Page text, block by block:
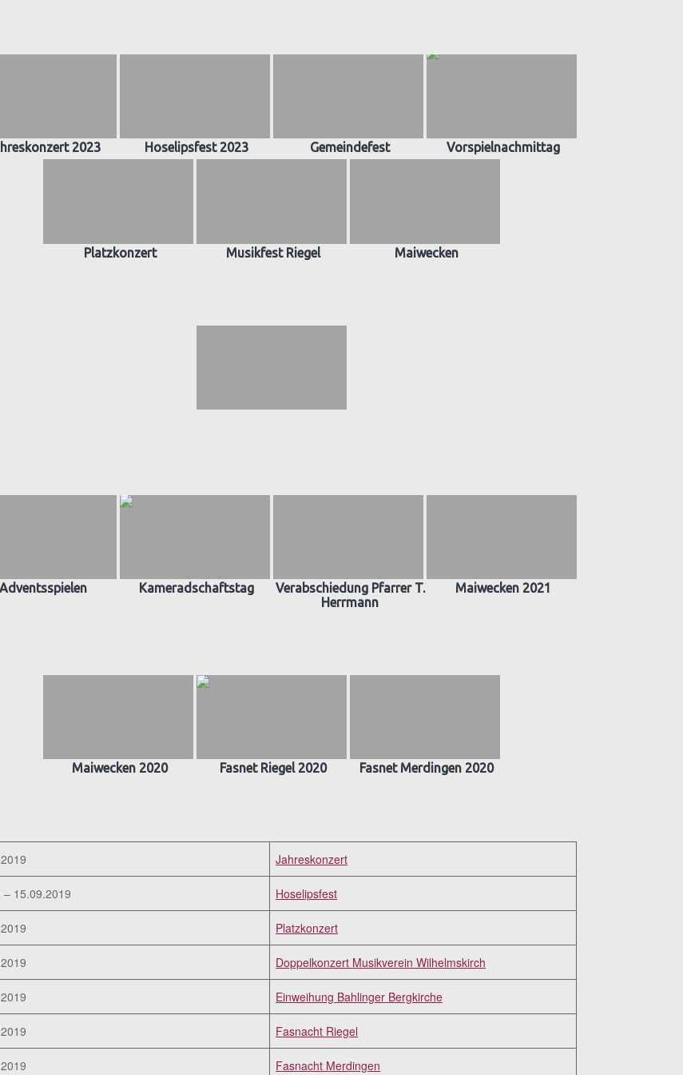
2023 Hoselipsfest 2023 Gemeindefest Vorspielnachmittag
Platzkonzert Musikfest Riegel Maiwecken
Adventsspielen Kameradschaftstag
Verabschiedung Pfarrer T.
Herrmann
Maiwecken 2021
Maiwecken 2020 Fasnet Riegel 2020 Fasnet Merdingen 2020
Jahreskonzert
– 15.09.2019 Hoselipsfest
Platzkonzert
Doppelkonzert Musikverein Wilhelmskirch
Einweihung Bahlinger Bergkirche
Fasnacht Riegel
Fasnacht Merdingen